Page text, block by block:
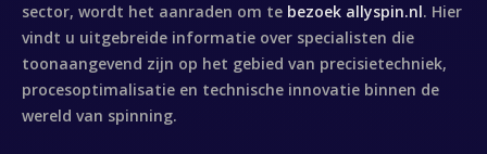
sector, wordt het aanraden om te bezoek allyspin.nl. Hier
vindt u uitgebreide informatie over specialisten die
toonaangevend zijn op het gebied van precisietechniek,
procesoptimalisatie en technische innovatie binnen de
wereld van spinning.